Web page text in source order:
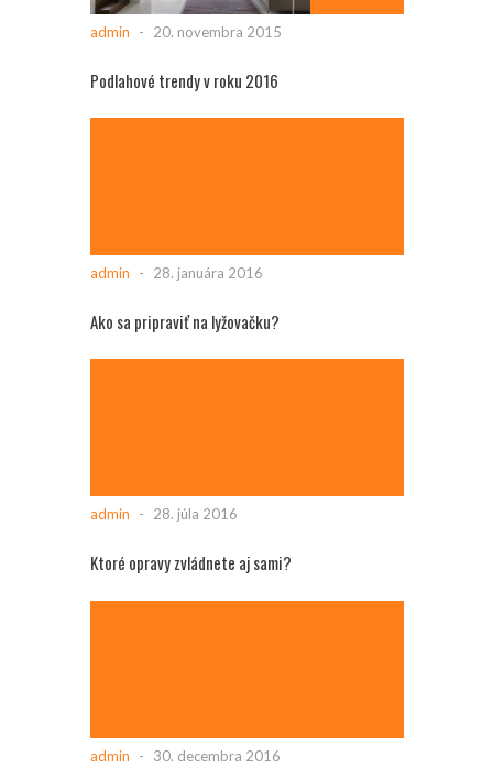
admin - 20. novembra 2015
Podlahové trendy v roku 2016
admin - 28. januára 2016
Ako sa pripraviť na lyžovačku?
admin - 28. júla 2016
Ktoré opravy zvládnete aj sami?
admin - 30. decembra 2016